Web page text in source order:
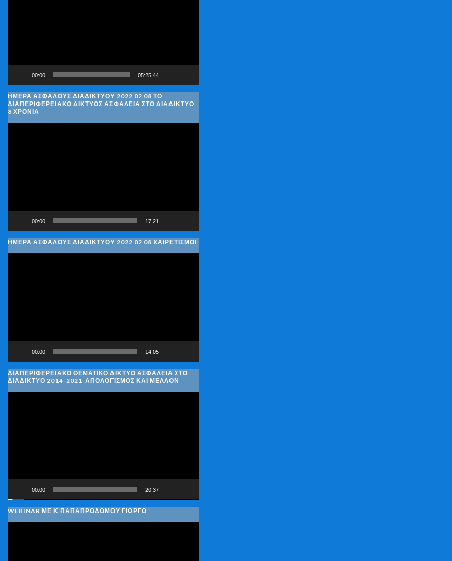
00:00 05:25:44
ΗΜΈΡΑ ΑΣΦΑΛΟΎΣ ΔΙΑΔΙΚΤΎΟΥ 2022 02 08 ΤΟ
ΔΙΑΠΕΡΙΦΕΡΕΙΑΚΌ ΔΊΚΤΥΟΣ ΑΣΦΆΛΕΙΑ ΣΤΟ ΔΙΑΔΊΚΤΥΟ
8 ΧΡΌΝΙΑ
00:00 17:21
ΗΜΈΡΑ ΑΣΦΑΛΟΎΣ ΔΙΑΔΙΚΤΎΟΥ 2022 02 08 ΧΑΙΡΕΤΙΣΜΟΊ
00:00 14:05
ΔΙΑΠΕΡΙΦΕΡΕΙΑΚΌ ΘΕΜΑΤΙΚΌ ΔΊΚΤΥΟ ΑΣΦΆΛΕΙΑ ΣΤΟ
ΔΙΑΔΊΚΤΥΟ 2014-2021-ΑΠΟΛΟΓΙΣΜΌΣ ΚΑΙ ΜΈΛΛΟΝ
00:00 20:37
WEBINAR ΜΕ Κ ΠΑΠΑΠΡΟΔΌΜΟΥ ΓΙΏΡΓΟ